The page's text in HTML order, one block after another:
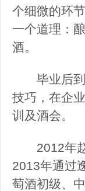
个细微的环
一个道理：
酒。
毕业后到
技巧，在企
训及酒会。
2012年赵
2013年通过
萄酒初级、